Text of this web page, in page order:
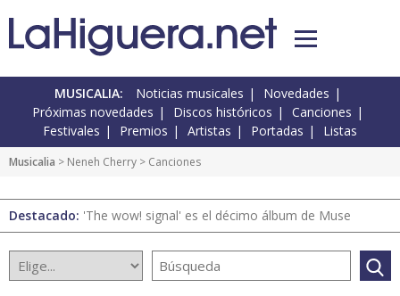
MUSICALIA: Noticias musicales
Novedades
Próximas novedades
Discos históricos
Canciones
Festivales
Premios Artistas Portadas Listas
Musicalia > Neneh Cherry > Canciones
Destacado: 'The wow! signal' es el décimo álbum de Muse